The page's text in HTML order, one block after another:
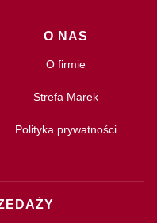
O NAS
O firmie
Strefa Marek
Polityka prywatności